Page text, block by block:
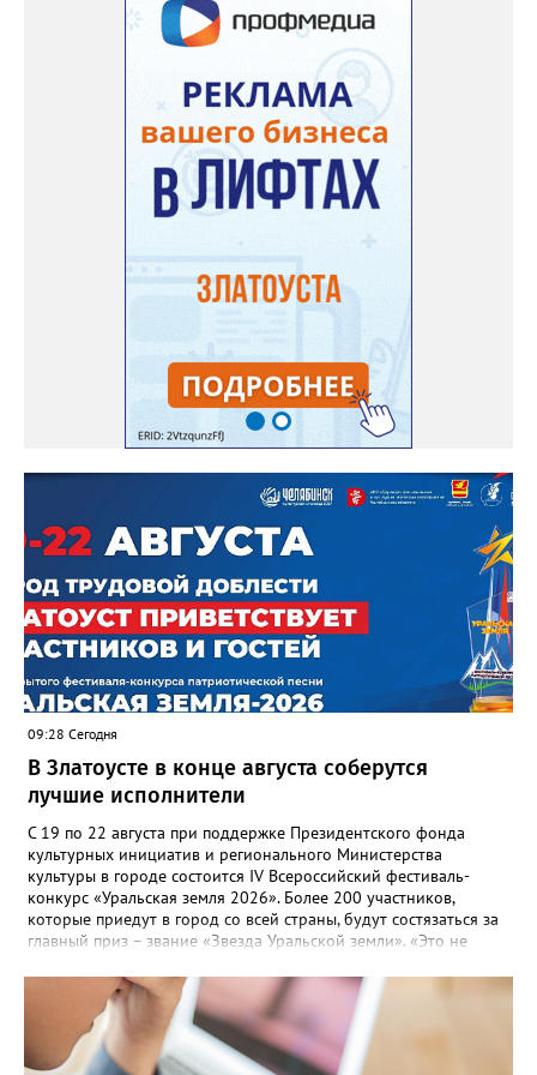
“перемерзания” общей домовой тепловой сети
многоквартирного дома, отсутствовало взаимодействие с
ресурсоснабжающей организацией, ЕДДС и иными службами»,
— сообщила начальник Главного управления ГЖИ Ирина
Настенко. В следующий раз, рекомендовали в
Госжилинспекции, службы должны действовать слаженно. И
оперативно делиться информацией со всеми
заинтересованными – от поставщика тепла до конечных
09:28 Сегодня
В Златоусте в конце августа соберутся
лучшие исполнители
С 19 по 22 августа при поддержке Президентского фонда
культурных инициатив и регионального Министерства
культуры в городе состоится IV Всероссийский фестиваль-
конкурс «Уральская земля 2026». Более 200 участников,
которые приедут в город со всей страны, будут состязаться за
главный приз – звание «Звезда Уральской земли». «Это не
прослушивания участников, мастер-классы от ведущих
наставников, выступления победителей прошлых лет и
приглашённых артистов», - сообщает оргкомитет. Вход на все
фестивальные мероприятия будет свободным. В 2025 году в
фестивале участвовали 26 финалистов из городов